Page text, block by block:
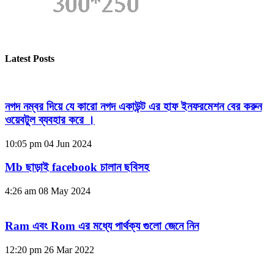
Latest Posts
নগদ নম্বর দিয়ে যে কারো নগদ একাউন্ট এর হাফ ইনফরমেশন বের করুন
ওয়েবটুল ব্যবহার করে ।
10:05 pm 04 Jun 2024
Mb ছাড়াই facebook চালান ছবিসহ
4:26 am 08 May 2024
Ram এবং Rom এর মধ্যে পার্থক্য গুলো জেনে নিন
12:20 pm 26 Mar 2022